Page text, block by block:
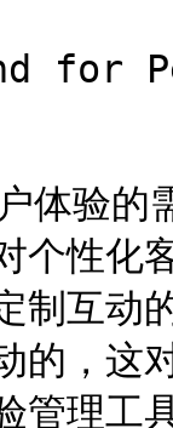
for
体验
个性化
制互动
的，这
管理工